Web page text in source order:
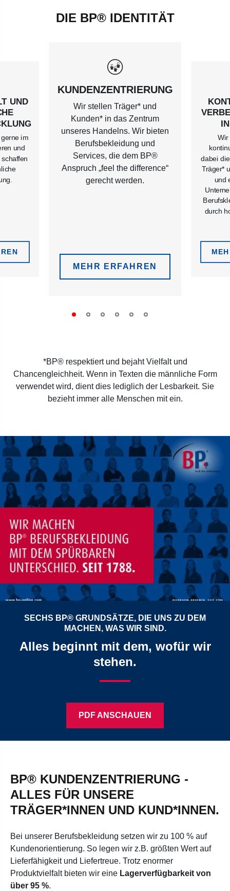
DIE BP® IDENTITÄT
UND
im
und
KUNDENZENTRIERUNG
Wir stellen Träger* und
Kunden* in das Zentrum
unseres Handelns. Wir bieten
Berufsbekleidung und
Services, die dem BP®
Anspruch „feel the difference“
gerecht werden.
MEHR ERFAHREN
Wir
dabei
Träger*
und
durch
*BP® respektiert und bejaht Vielfalt und
Chancengleichheit. Wenn in Texten die männliche Form
verwendet wird, dient dies lediglich der Lesbarkeit. Sie
bezieht immer alle Menschen mit ein.
SECHS BP® GRUNDSÄTZE, DIE UNS ZU DEM
MACHEN, WAS WIR SIND.
Alles beginnt mit dem, wofür wir
stehen.
PDF ANSCHAUEN
BP® KUNDENZENTRIERUNG -
ALLES FÜR UNSERE
TRÄGER*INNEN UND KUND*INNEN.
Bei unserer Berufsbekleidung setzen wir zu 100 % auf
Kundenorientierung. So legen wir z.B. größten Wert auf
Lieferfähigkeit und Liefertreue. Trotz enormer
Produktvielfalt bieten wir eine Lagerverfügbarkeit von
über 95 %.